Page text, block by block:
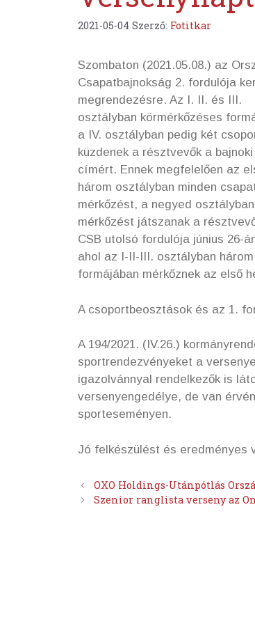
2021-05-04 Szerző: Fotitkar
Szombaton (2021.05.08.) az
Csapatbajnokság 2. fordulója
megrendezésre. Az I. II. és III.
osztályban körmérkőzéses
a IV. osztályban pedig két
küzdenek a résztvevők a bajnoki
címért. Ennek megfelelően az
három osztályban minden
mérkőzést, a negyed
mérkőzést játszanak a
CSB utolsó fordulója június 26-
ahol az I-II-III. osztályban
formájában mérkőznek az első
A csoportbeosztások és az 1.
A 194/2021. (IV.26.)
sportrendezvényeket a
igazolvánnyal rendelkezők is
versenyengedélye, de van
sporteseményen.
Jó felkészülést és eredményes
OXO Holdings-Utánpótlás
Szenior ranglista verseny az